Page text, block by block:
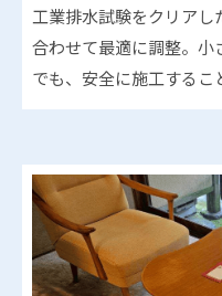
工業排水試験をクリアし
合わせて最適に調整。小
でも、安全に施工するこ